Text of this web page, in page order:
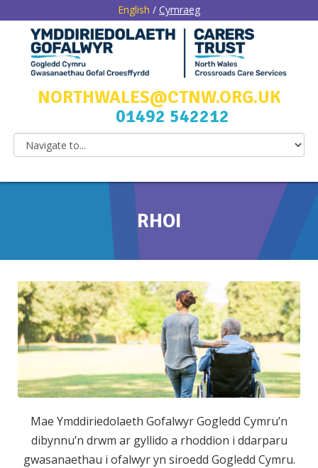
English / Cymraeg
NORTHWALES@CTNW.ORG.UK
01492 542212
RHOI
Mae Ymddiriedolaeth Gofalwyr Gogledd Cymru’n
dibynnu’n drwm ar gyllido a rhoddion i ddarparu
gwasanaethau i ofalwyr yn siroedd Gogledd Cymru.